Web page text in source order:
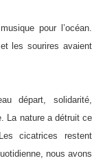
pour l’océan.
les sourires avaient
départ, solidarité,
La nature a détruit ce
cicatrices restent
nous avons